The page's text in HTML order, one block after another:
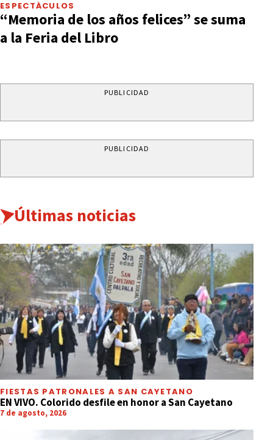
ESPECTÁCULOS
“Memoria de los años felices” se suma
a la Feria del Libro
PUBLICIDAD
PUBLICIDAD
Últimas noticias
FIESTAS PATRONALES A SAN CAYETANO
EN VIVO. Colorido desfile en honor a San Cayetano
7 de agosto, 2026